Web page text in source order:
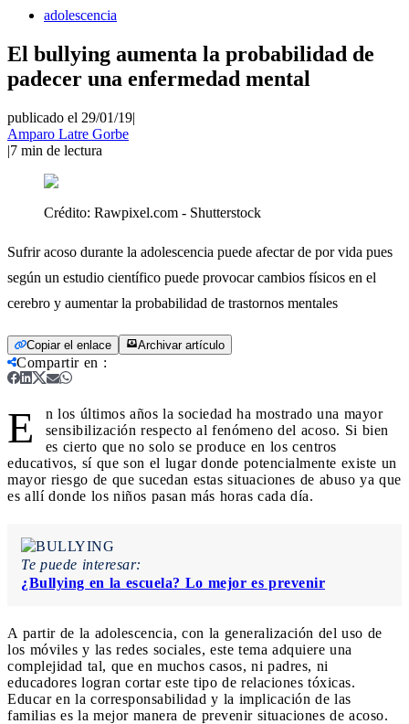
adolescencia
El bullying aumenta la probabilidad de
padecer una enfermedad mental
publicado el 29/01/19|
Amparo Latre Gorbe
|7 min de lectura
Crédito: Rawpixel.com - Shutterstock
Sufrir acoso durante la adolescencia puede afectar de por vida pues
según un estudio científico puede provocar cambios físicos en el
cerebro y aumentar la probabilidad de trastornos mentales
Copiar el enlace Archivar artículo
Compartir en :
E
n los últimos años la sociedad ha mostrado una mayor
sensibilización respecto al fenómeno del acoso. Si bien
es cierto que no solo se produce en los centros
educativos, sí que son el lugar donde potencialmente existe un
mayor riesgo de que sucedan estas situaciones de abuso ya que
es allí donde los niños pasan más horas cada día.
Te puede interesar:
¿Bullying en la escuela? Lo mejor es prevenir
A partir de la adolescencia, con la generalización del uso de
los móviles y las redes sociales, este tema adquiere una
complejidad tal, que en muchos casos, ni padres, ni
educadores logran cortar este tipo de relaciones tóxicas.
Educar en la corresponsabilidad y la implicación de las
familias es la mejor manera de prevenir situaciones de acoso.